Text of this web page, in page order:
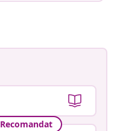
Recomandat